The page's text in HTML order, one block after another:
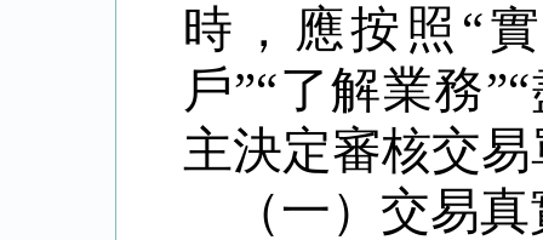
時，應按照“
戶”“了解業務
主決定審核交
（一）交易